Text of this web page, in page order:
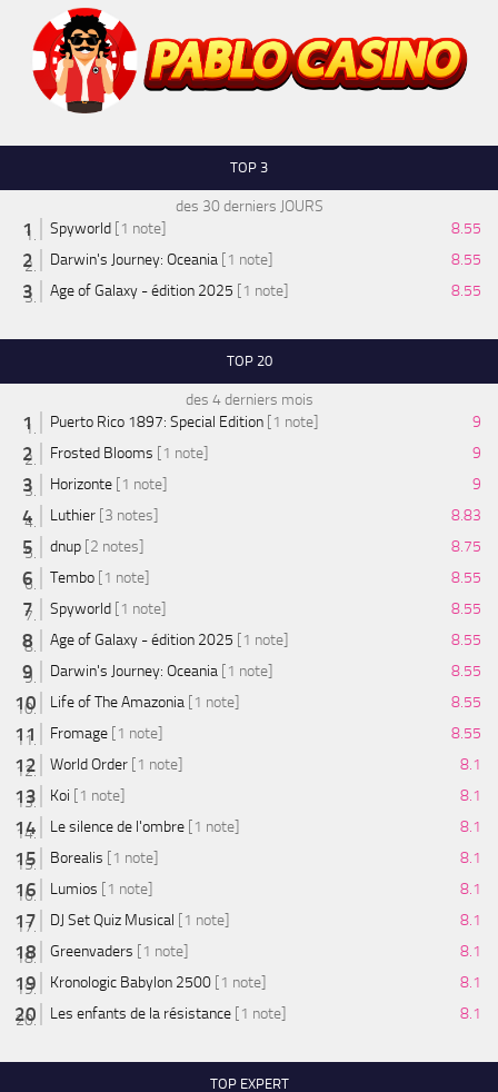
TOP 3
des 30 derniers JOURS
Spyworld [1 note]
8.55
Darwin's Journey: Oceania [1 note]
8.55
Age of Galaxy - édition 2025 [1 note] 8.55
TOP 20
des 4 derniers mois
Puerto Rico 1897: Special Edition [1 note]
9
Frosted Blooms [1 note]
9
Horizonte [1 note]
9
Luthier [3 notes]
8.83
dnup [2 notes]
8.75
Tembo [1 note]
8.55
Spyworld [1 note]
8.55
Age of Galaxy - édition 2025 [1 note]
8.55
Darwin's Journey: Oceania [1 note]
8.55
Life of The Amazonia [1 note]
8.55
Fromage [1 note]
8.55
World Order [1 note]
8.1
Koi [1 note]
8.1
Le silence de l'ombre [1 note]
8.1
Borealis [1 note]
8.1
Lumios [1 note]
8.1
DJ Set Quiz Musical [1 note]
8.1
Greenvaders [1 note]
8.1
Kronologic Babylon 2500 [1 note]
8.1
Les enfants de la résistance [1 note] 8.1
TOP EXPERT